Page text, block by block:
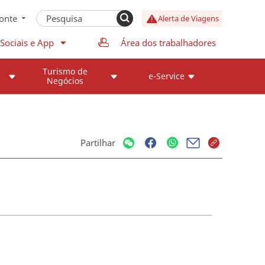
Alerta de Viagens
e App Área dos trabalhadores
Turismo de
Negócios
e-Service
Partilhar